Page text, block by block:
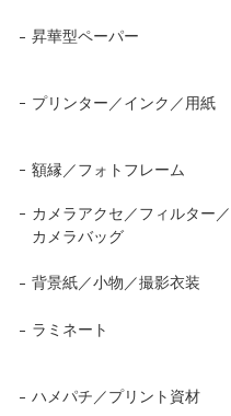
昇華型ペーパー
プリンター／インク／用紙
額縁／フォトフレーム
カメラアクセ／フィルター／
カメラバッグ
背景紙／小物／撮影衣装
ラミネート
ハメパチ／プリント資材